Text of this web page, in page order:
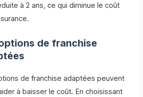
à 2 ans, ce qui diminue le coût
de franchise
de franchise adaptées peuvent
à baisser le coût. En choisissant